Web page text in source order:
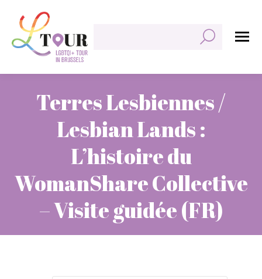
Terres Lesbiennes /
Lesbian Lands :
L’histoire du
WomanShare Collective
– Visite guidée (FR)